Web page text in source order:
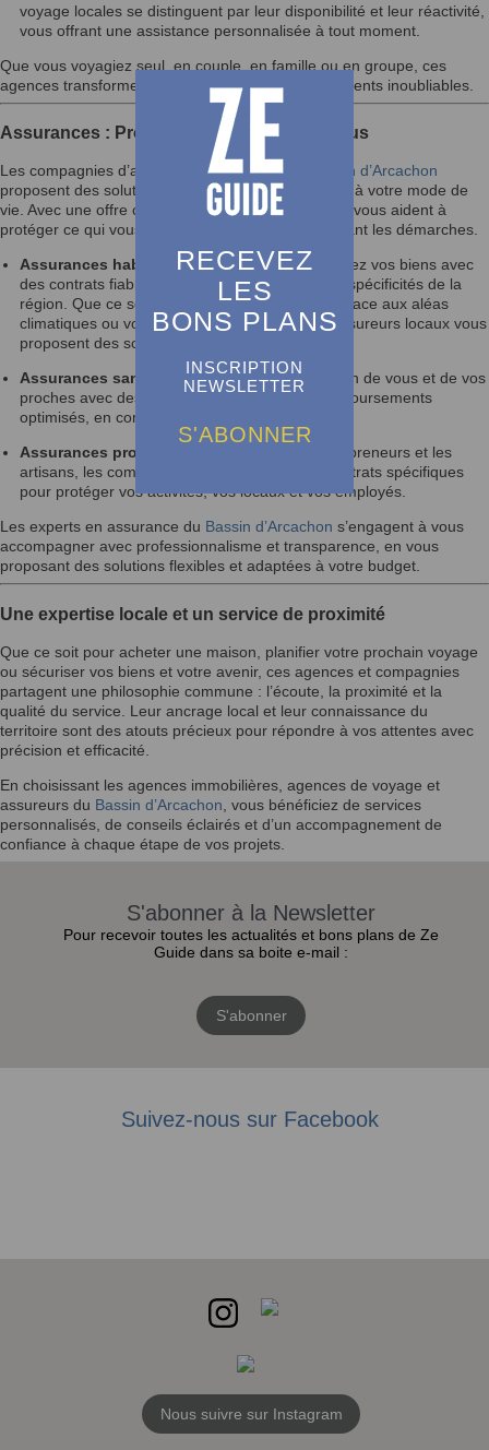
RECEVEZ
LES
BONS PLANS
INSCRIPTION
NEWSLETTER
S'ABONNER
voyage locales se distinguent par leur disponibilité et leur réactivité,
vous offrant une assistance personnalisée à tout moment.
Que vous voyagiez seul, en couple, en famille ou en groupe, ces
agences transforment vos rêves d’évasion en moments inoubliables.
Assurances : Protégez ce qui compte le plus
Les compagnies d’assurance et courtiers du
Bassin d’Arcachon
proposent des solutions adaptées à vos besoins et à votre mode de
vie. Avec une offre complète et personnalisable, ils vous aident à
protéger ce qui vous est cher, tout en vous simplifiant les démarches.
Assurances habitation et automobile: Couvrez vos biens avec
des contrats fiables et compétitifs, adaptés aux spécificités de la
région. Que ce soit pour protéger votre maison face aux aléas
climatiques ou votre voiture au quotidien, les assureurs locaux vous
proposent des solutions sur mesure.
Assurances santé et prévoyance: Prenez soin de vous et de vos
proches avec des garanties solides et des remboursements
optimisés, en complément de la sécurité sociale.
Assurances professionnelles
: Pour les entrepreneurs et les
artisans, les compagnies locales offrent des contrats spécifiques
pour protéger vos activités, vos locaux et vos employés.
Les experts en assurance du Bassin d’Arcachon s’engagent à vous
accompagner avec professionnalisme et transparence, en vous
proposant des solutions flexibles et adaptées à votre budget.
Une expertise locale et un service de proximité
Que ce soit pour acheter une maison, planifier votre prochain voyage
ou sécuriser vos biens et votre avenir, ces agences et compagnies
partagent une philosophie commune : l’écoute, la proximité et la
qualité du service. Leur ancrage local et leur connaissance du
territoire sont des atouts précieux pour répondre à vos attentes avec
précision et efficacité.
En choisissant les agences immobilières, agences de voyage et
assureurs du Bassin d’Arcachon , vous bénéficiez de services
personnalisés, de conseils éclairés et d’un accompagnement de
confiance à chaque étape de vos projets.
S'abonner à la Newsletter
Pour recevoir toutes les actualités et bons plans de Ze
Guide dans sa boite e-mail :
S'abonner
Suivez-nous sur Facebook
Nous suivre sur Instagram